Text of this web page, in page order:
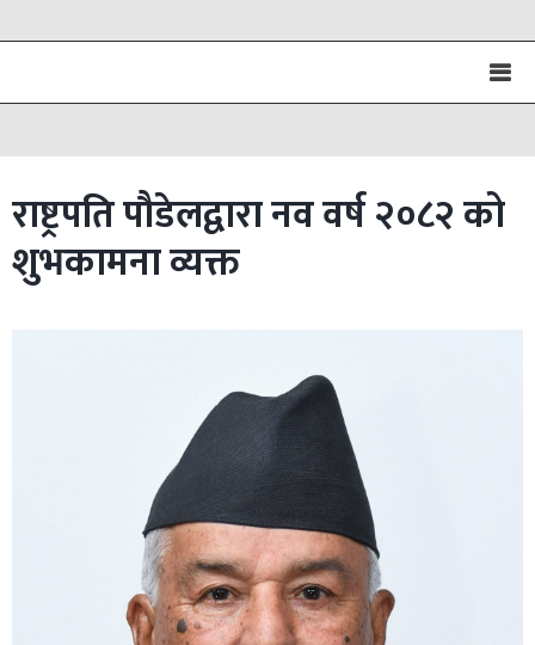
राष्ट्रपति पौडेलद्वारा नव वर्ष २०८२ को
शुभकामना व्यक्त